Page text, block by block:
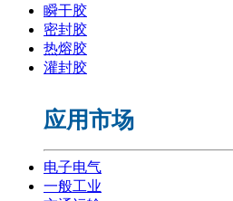
瞬干胶
密封胶
热熔胶
灌封胶
应用市场
电子电气
一般工业